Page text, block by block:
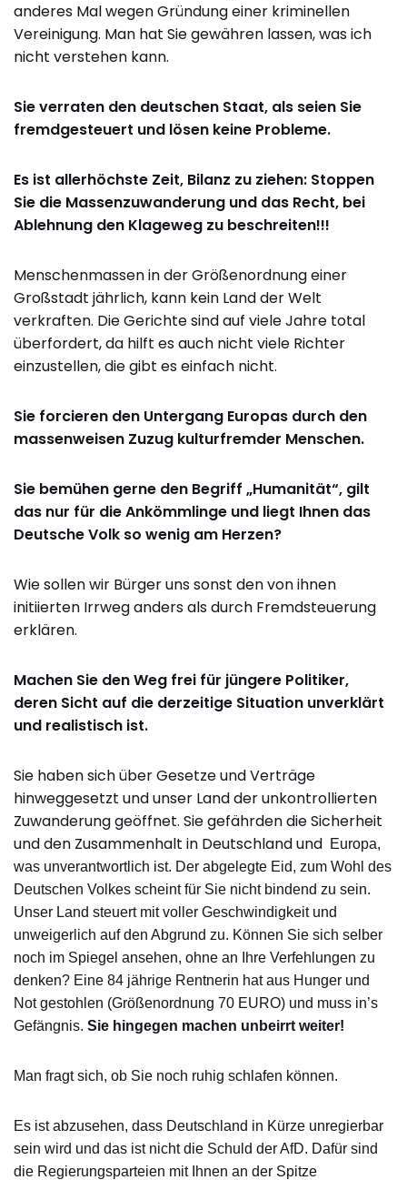
anderes Mal wegen Gründung einer kriminellen
Vereinigung. Man hat Sie gewähren lassen, was ich
nicht verstehen kann.
Sie verraten den deutschen Staat, als seien Sie
fremdgesteuert und lösen keine Probleme.
Es ist allerhöchste Zeit, Bilanz zu ziehen: Stoppen
Sie die Massenzuwanderung und das Recht, bei
Ablehnung den Klageweg zu beschreiten!!!
Menschenmassen in der Größenordnung einer
Großstadt jährlich, kann kein Land der Welt
verkraften. Die Gerichte sind auf viele Jahre total
überfordert, da hilft es auch nicht viele Richter
einzustellen, die gibt es einfach nicht.
Sie forcieren den Untergang Europas durch den
massenweisen Zuzug kulturfremder Menschen.
Sie bemühen gerne den Begriff „Humanität“, gilt
das nur für die Ankömmlinge und liegt Ihnen das
Deutsche Volk so wenig am Herzen?
Wie sollen wir Bürger uns sonst den von ihnen
initiierten Irrweg anders als durch Fremdsteuerung
erklären.
Machen Sie den Weg frei für jüngere Politiker,
deren Sicht auf die derzeitige Situation unverklärt
und realistisch ist.
Sie haben sich über Gesetze und Verträge
hinweggesetzt und unser Land der unkontrollierten
Zuwanderung geöffnet. Sie gefährden die Sicherheit
und den Zusammenhalt in Deutschland und Europa,
was unverantwortlich ist. Der abgelegte Eid, zum Wohl des
Deutschen Volkes scheint für Sie nicht bindend zu sein.
Unser Land steuert mit voller Geschwindigkeit und
unweigerlich aufden Abgrund zu. Können Sie sich selber
noch im Spiegel ansehen, ohne an Ihre Verfehlungen zu
denken? Eine 84 jährige Rentnerin hat aus Hunger und
Not gestohlen (Größenordnung 70 EURO) und muss in’s
Gefängnis. Sie hingegen machen unbeirrt weiter!
Man fragt sich, ob Sie noch ruhig schlafen können.
Es ist abzusehen, dass Deutschland in Kürze unregierbar
sein wird und das ist nicht die Schuld der AfD. Dafür sind
die Regierungsparteien mit Ihnen an der Spitze